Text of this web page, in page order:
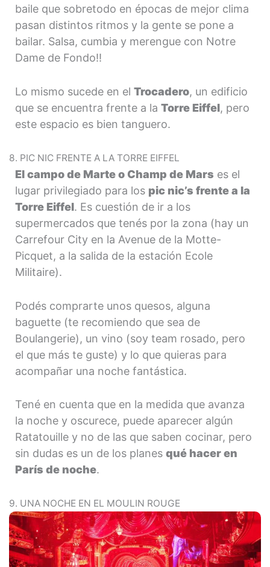
baile que sobretodo en épocas de mejor clima
pasan distintos ritmos y la gente se pone a
bailar. Salsa, cumbia y merengue con Notre
Dame de Fondo!!
Lo mismo sucede en el Trocadero, un edificio
que se encuentra frente a la Torre Eiffel, pero
este espacio es bien tanguero.
8. PIC NIC FRENTE A LA TORRE EIFFEL
El campo de Marte o Champ de Mars es el
lugar privilegiado para los pic nic’s frente a la
Torre Eiffel. Es cuestión de ir a los
supermercados que tenés por la zona (hay un
Carrefour City en la Avenue de la Motte-
Picquet, a la salida de la estación Ecole
Militaire).
Podés comprarte unos quesos, alguna
baguette (te recomiendo que sea de
Boulangerie), un vino (soy team rosado, pero
el que más te guste) y lo que quieras para
acompañar una noche fantástica.
Tené en cuenta que en la medida que avanza
la noche y oscurece, puede aparecer algún
Ratatouille y no de las que saben cocinar, pero
sin dudas es un de los planes qué hacer en
París de noche.
9. UNA NOCHE EN EL MOULIN ROUGE